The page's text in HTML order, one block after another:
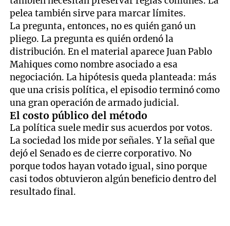
pelea también sirve para marcar límites.
La pregunta, entonces, no es quién ganó un
pliego. La pregunta es quién ordenó la
distribución. En el material aparece Juan Pablo
Mahiques como nombre asociado a esa
negociación. La hipótesis queda planteada: más
que una crisis política, el episodio terminó como
una gran operación de armado judicial.
El costo público del método
La política suele medir sus acuerdos por votos.
La sociedad los mide por señales. Y la señal que
dejó el Senado es de cierre corporativo. No
porque todos hayan votado igual, sino porque
casi todos obtuvieron algún beneficio dentro del
resultado final.